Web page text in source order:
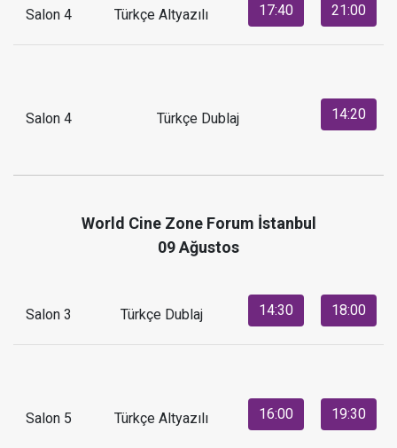
Salon 4 Türkçe Altyazılı 17:40 21:00
Salon 4 Türkçe Dublaj 14:20
World Cine Zone Forum İstanbul
09 Ağustos
Salon 3 Türkçe Dublaj 14:30 18:00
Salon 5 Türkçe Altyazılı 16:00 19:30